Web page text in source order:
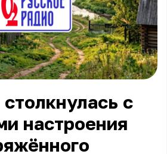
с
настроения